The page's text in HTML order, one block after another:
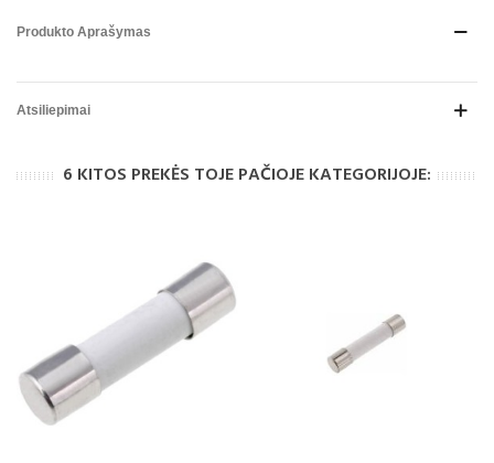
Produkto Aprašymas
Atsiliepimai
6 KITOS PREKĖS TOJE PAČIOJE KATEGORIJOJE: